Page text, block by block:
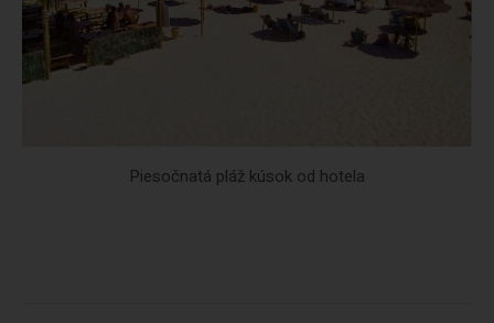
Piesočnatá pláž kúsok od hotela